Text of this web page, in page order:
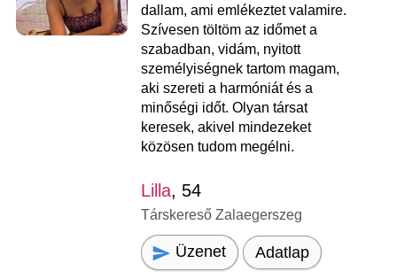
dallam, ami emlékeztet valamire.
Szívesen töltöm az időmet a
szabadban, vidám, nyitott
személyiségnek tartom magam,
aki szereti a harmóniát és a
minőségi időt. Olyan társat
keresek, akivel mindezeket
közösen tudom megélni.
Lilla, 54
Társkereső Zalaegerszeg
Üzenet Adatlap